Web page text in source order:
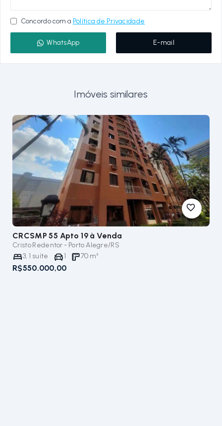
Concordo com a Política de Privacidade
WhatsApp E-mail
Imóveis similares
CRCSMP 55 Apto 19 à Venda
Cristo Redentor - Porto Alegre/RS
3, 1 suíte 1 70 m²
R$550.000,00